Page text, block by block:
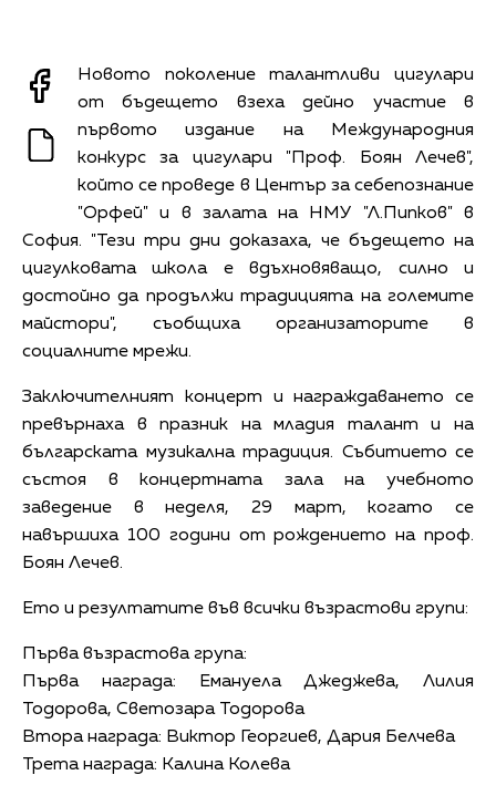
Новото поколение талантливи цигулари
от бъдещето взеха дейно участие в
първото издание на Международния
конкурс за цигулари "Проф. Боян Лечев",
който се проведе в Център за себепознание
"Орфей" и в залата на НМУ "Л.Пипков" в
София. "Тези три дни доказаха, че бъдещето на
цигулковата школа е вдъхновяващо, силно и
достойно да продължи традицията на големите
майстори", съобщиха организаторите в
социалните мрежи.
Заключителният концерт и награждаването се
превърнаха в празник на младия талант и на
българската музикална традиция. Събитието се
състоя в концертната зала на учебното
заведение в неделя, 29 март, когато се
навършиха 100 години от рождението на проф.
Боян Лечев.
Ето и резултатите във всички възрастови групи:
Първа възрастова група:
Първа награда: Емануела Джеджева, Лилия
Тодорова, Светозара Тодорова
Втора награда: Виктор Георгиев, Дария Белчева
Трета награда: Калина Колева